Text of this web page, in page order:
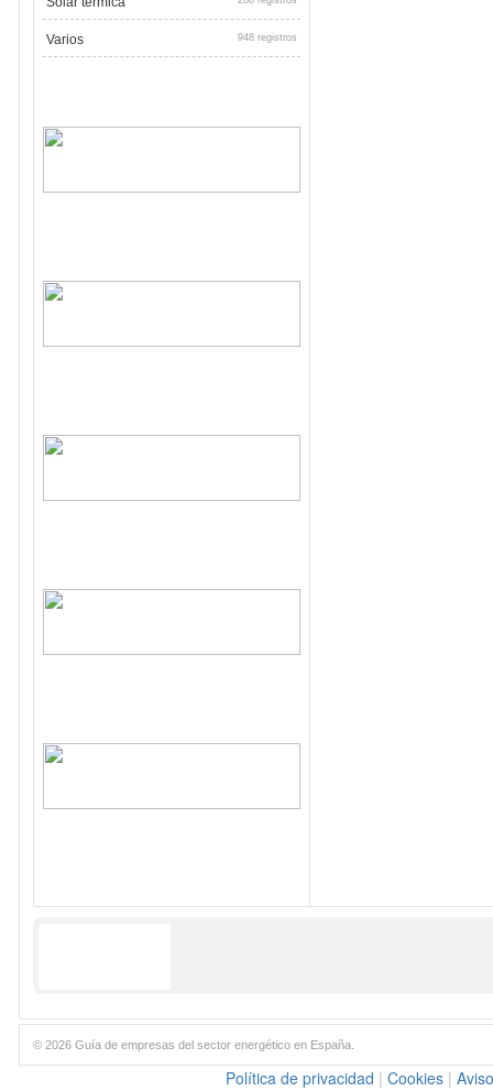
Varios 948 registros
© 2026 Guía de empresas del sector energético en España.
Política de privacidad | Cookies |